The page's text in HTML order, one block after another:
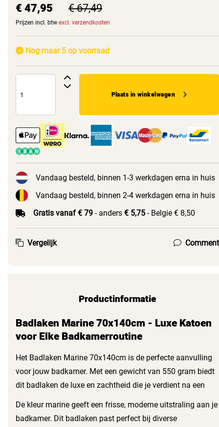
€ 47,95 € 67,49
Prijzen incl. btw excl. verzendkosten
Nog maar 5 op voorraad
Plaats in winkelwagen
Vandaag besteld, binnen 1-3 werkdagen erna in huis
Vandaag besteld, binnen 2-4 werkdagen erna in huis
Gratis vanaf € 79 - anders € 5,75 - Belgie € 8,50
Vergelijk Comment
Productinformatie
Badlaken Marine 70x140cm - Luxe Katoen
voor Elke Badkamerroutine
Het Badlaken Marine 70x140cm is de perfecte aanvulling
voor jouw badkamer. Met een gewicht van 550 gram biedt
dit badlaken de luxe en zachtheid die je verdient na een
De kleur marine geeft een frisse, moderne uitstraling aan je
badkamer. Dit badlaken past perfect bij diverse